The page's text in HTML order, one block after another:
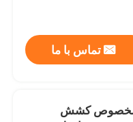
تماس با ما
مخصوص کشش